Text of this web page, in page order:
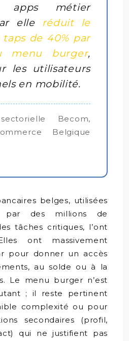
apps métier
elle
réduit le
de 40% par
menu burger,
les utilisateurs
en mobilité.
Becom,
Belgique
belges, utilisées
par des millions de
tâches critiques, l’ont
ont massivement
pour donner un accès
au solde ou à la
Le menu burger n’est
; il reste pertinent
complexité ou pour
secondaires (profil,
qui ne justifient pas